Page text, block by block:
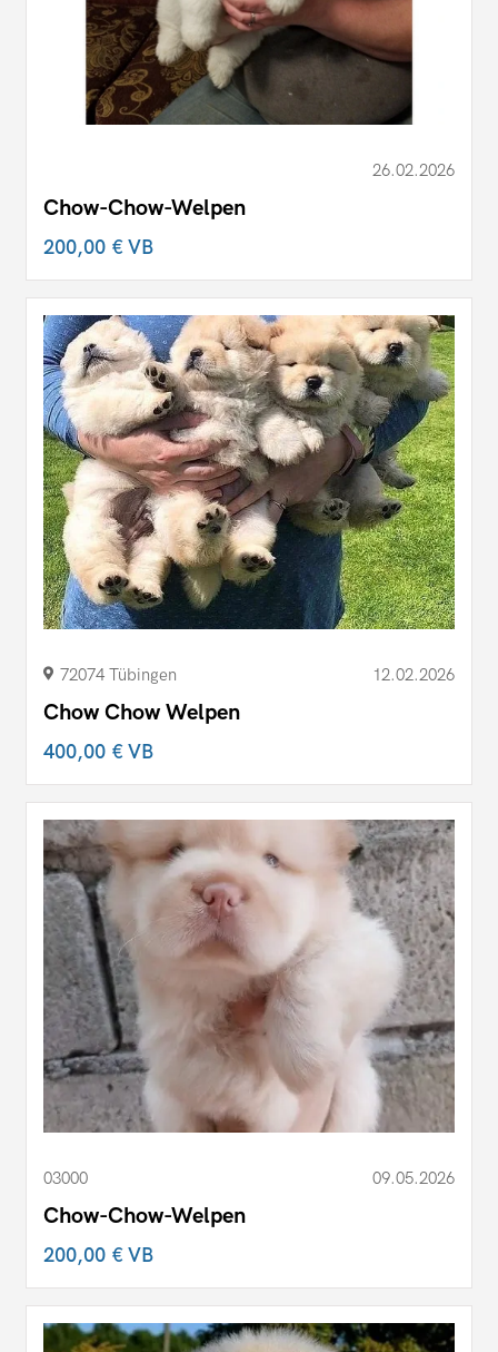
26.02.2026
Chow-Chow-Welpen
200,00 €VB
72074 Tübingen 12.02.2026
Chow Chow Welpen
400,00 €VB
03000 09.05.2026
Chow-Chow-Welpen
200,00 €VB